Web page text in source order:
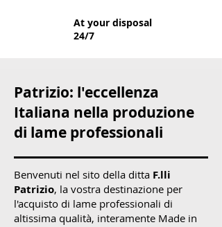
At your disposal
24/7
Patrizio: l'eccellenza
Italiana nella produzione
di lame professionali
​Benvenuti nel sito della ditta F.lli
Patrizio, la vostra destinazione per
l'acquisto di lame professionali di
altissima qualità, interamente Made in